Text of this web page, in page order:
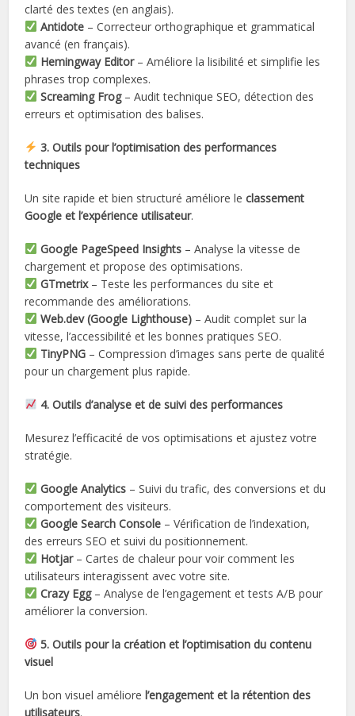
clarté des textes (en anglais).
Antidote – Correcteur orthographique et grammatical
avancé (en français).
Hemingway Editor– Améliore la lisibilité et simplifie les
phrases trop complexes.
Screaming Frog– Audit technique SEO, détection des
erreurs et optimisation des balises.
3. Outils pour l’optimisation des performances
techniques
Un site rapide et bien structuré améliore leclassement
Google et l’expérience utilisateur.
Google PageSpeed Insights – Analyse la vitesse de
chargement et propose des optimisations.
GTmetrix– Teste les performances du site et
recommande des améliorations.
Web.dev (Google Lighthouse) – Audit complet sur la
vitesse, l’accessibilité et les bonnes pratiques SEO.
TinyPNG – Compression d’images sans perte de qualité
pour un chargement plus rapide.
4. Outils d’analyse et de suivi des performances
Mesurez l’efficacité de vos optimisations et ajustez votre
stratégie.
Google Analytics – Suivi du trafic, des conversions et du
comportement des visiteurs.
Google Search Console – Vérification de l’indexation,
des erreurs SEO et suivi du positionnement.
Hotjar– Cartes de chaleur pour voir comment les
utilisateurs interagissent avec votre site.
Crazy Egg– Analyse de l’engagement et tests A/B pour
améliorer la conversion.
5. Outils pour la création et l’optimisation du contenu
visuel
Un bon visuel améliorel’engagement et la rétention des
utilisateurs.